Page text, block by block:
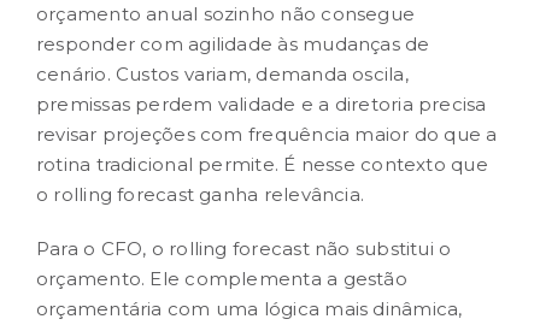
CONTEÚDO
CARREIRA
CONTATO
orçamento anual sozinho não consegue
responder com agilidade às mudanças de
cenário. Custos variam, demanda oscila,
premissas perdem validade e a diretoria precisa
revisar projeções com frequência maior do que a
rotina tradicional permite. É nesse contexto que
o rolling forecast ganha relevância.
Para o CFO, o rolling forecast não substitui o
orçamento. Ele complementa a gestão
orçamentária com uma lógica mais dinâmica,